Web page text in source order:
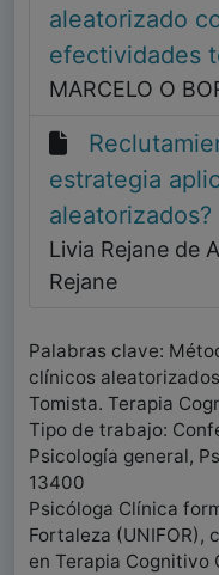
aleatorizado
efectividades
MARCELO O
estrategia
aleatorizados?
Livia Rejane de
Rejane
Palabras clave:
clínicos
Tomista. Terapia
Tipo de trabajo:
Psicología general,
13400
Psicóloga Clínica
Fortaleza (UNIFOR),
en Terapia Cognitivo